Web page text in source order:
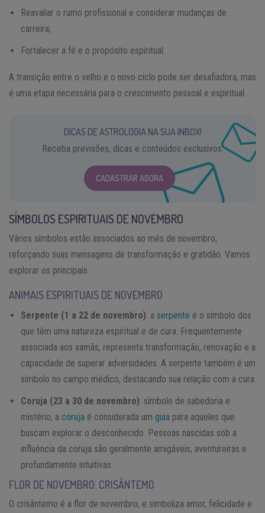
Reavaliar o rumo profissional e considerar mudanças de
carreira;
Fortalecer a fé e o propósito espiritual.
A transição entre o velho e o novo ciclo pode ser desafiadora, mas
é uma etapa necessária para o crescimento pessoal e espiritual.
DICAS DE ASTROLOGIA NA SUA INBOX!
Receba previsões, dicas e conteúdos exclusivos.
CADASTRAR AGORA
SÍMBOLOS ESPIRITUAIS DE NOVEMBRO
Vários símbolos estão associados ao mês de novembro,
reforçando suas mensagens de transformação e gratidão. Vamos
explorar os principais.
ANIMAIS ESPIRITUAIS DE NOVEMBRO
Serpente (1 a 22 de novembro): a serpente é o símbolo dos
que têm uma natureza espiritual e de cura. Frequentemente
associada aos xamãs, representa transformação, renovação e a
capacidade de superar adversidades. A serpente também é um
símbolo no campo médico, destacando sua relação com a cura.
Coruja (23 a 30 de novembro): símbolo de sabedoria e
mistério, a coruja é considerada um guia para aqueles que
buscam explorar o desconhecido. Pessoas nascidas sob a
influência da coruja são geralmente amigáveis, aventureiras e
profundamente intuitivas.
FLOR DE NOVEMBRO: CRISÂNTEMO
O crisântemo é a flor de novembro, e simboliza amor, felicidade e